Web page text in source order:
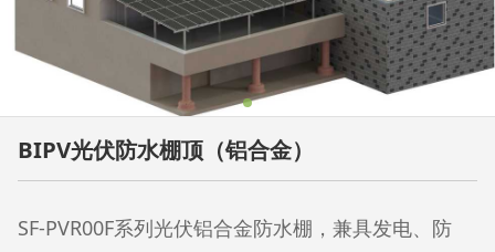
BIPV光伏防水棚顶（铝合金）
SF-PVR00F系列光伏铝合金防水棚，兼具发电、防